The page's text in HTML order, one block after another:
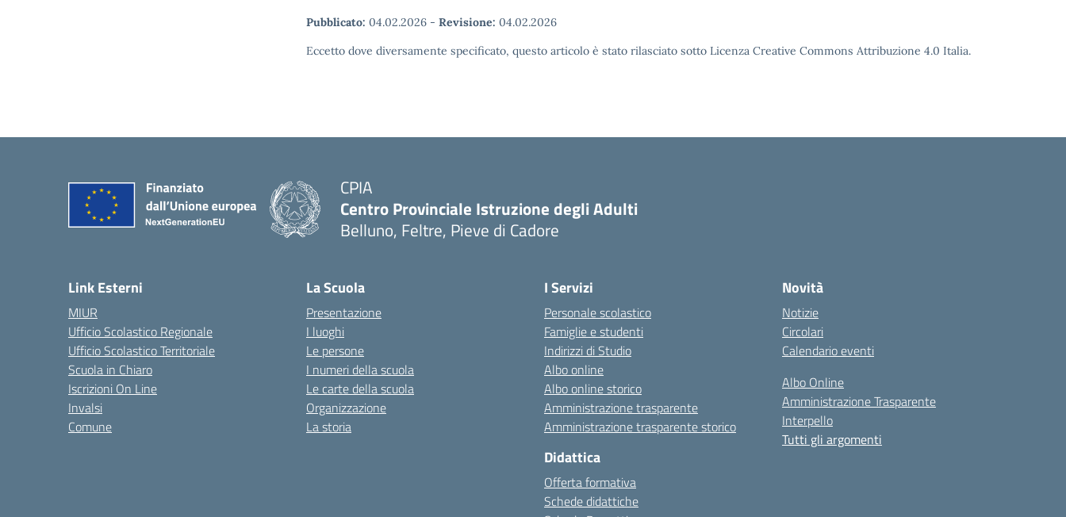
Pubblicato: 04.02.2026 - Revisione: 04.02.2026
Eccetto dove diversamente specificato, questo articolo è stato rilasciato sotto Licenza Creative Commons Attribuzione 4.0 Italia.
CPIA
Centro Provinciale Istruzione degli Adulti
Belluno, Feltre, Pieve di Cadore
Link Esterni
MIUR
Ufficio Scolastico Regionale
Ufficio Scolastico Territoriale
Scuola in Chiaro
Iscrizioni On Line
Invalsi
Comune
La Scuola
Presentazione
I luoghi
Le persone
I numeri della scuola
Le carte della scuola
Organizzazione
La storia
I Servizi
Personale scolastico
Famiglie e studenti
Indirizzi di Studio
Albo online
Albo online storico
Amministrazione trasparente
Amministrazione trasparente storico
Didattica
Offerta formativa
Schede didattiche
Novità
Notizie
Circolari
Calendario eventi
Albo Online
Amministrazione Trasparente
Interpello
Tutti gli argomenti